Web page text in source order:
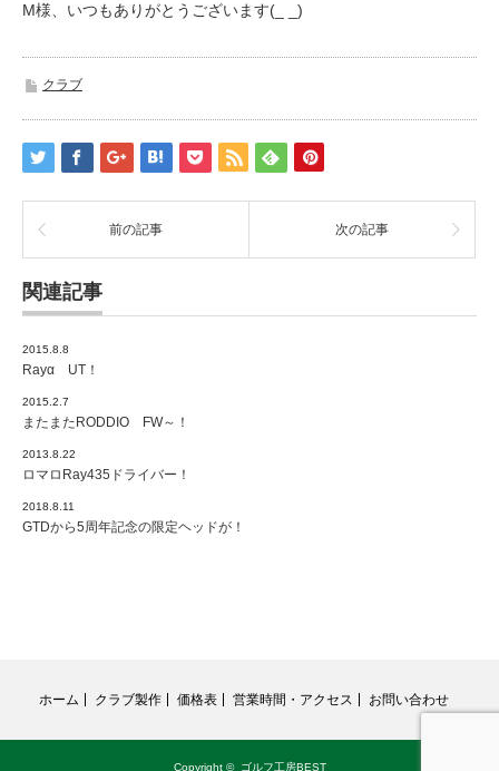
M様、いつもありがとうございます(_ _)
クラブ
前の記事 次の記事
関連記事
2015.8.8
Rayα UT！
2015.2.7
またまたRODDIO FW～！
2013.8.22
ロマロRay435ドライバー！
2018.8.11
GTDから5周年記念の限定ヘッドが！
ホーム クラブ製作 価格表 営業時間・アクセス お問い合わせ
Copyright © ゴルフ工房BEST